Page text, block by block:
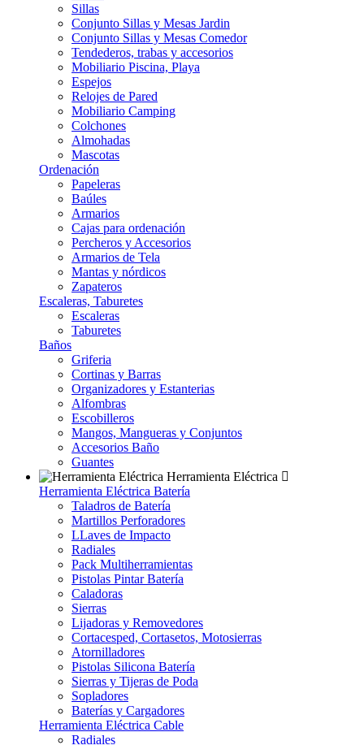
Sillas
Conjunto Sillas y Mesas Jardin
Conjunto Sillas y Mesas Comedor
Tendederos, trabas y accesorios
Mobiliario Piscina, Playa
Espejos
Relojes de Pared
Mobiliario Camping
Colchones
Almohadas
Mascotas
Ordenación
Papeleras
Baúles
Armarios
Cajas para ordenación
Percheros y Accesorios
Armarios de Tela
Mantas y nórdicos
Zapateros
Escaleras, Taburetes
Escaleras
Taburetes
Baños
Griferia
Cortinas y Barras
Organizadores y Estanterias
Alfombras
Escobilleros
Mangos, Mangueras y Conjuntos
Accesorios Baño
Guantes
Herramienta Eléctrica
Herramienta Eléctrica Batería
Taladros de Batería
Martillos Perforadores
LLaves de Impacto
Radiales
Pack Multiherramientas
Pistolas Pintar Batería
Caladoras
Sierras
Lijadoras y Removedores
Cortacesped, Cortasetos, Motosierras
Atornilladores
Pistolas Silicona Batería
Sierras y Tijeras de Poda
Sopladores
Baterías y Cargadores
Herramienta Eléctrica Cable
Radiales